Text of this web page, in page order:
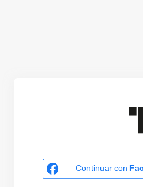
Continuar con